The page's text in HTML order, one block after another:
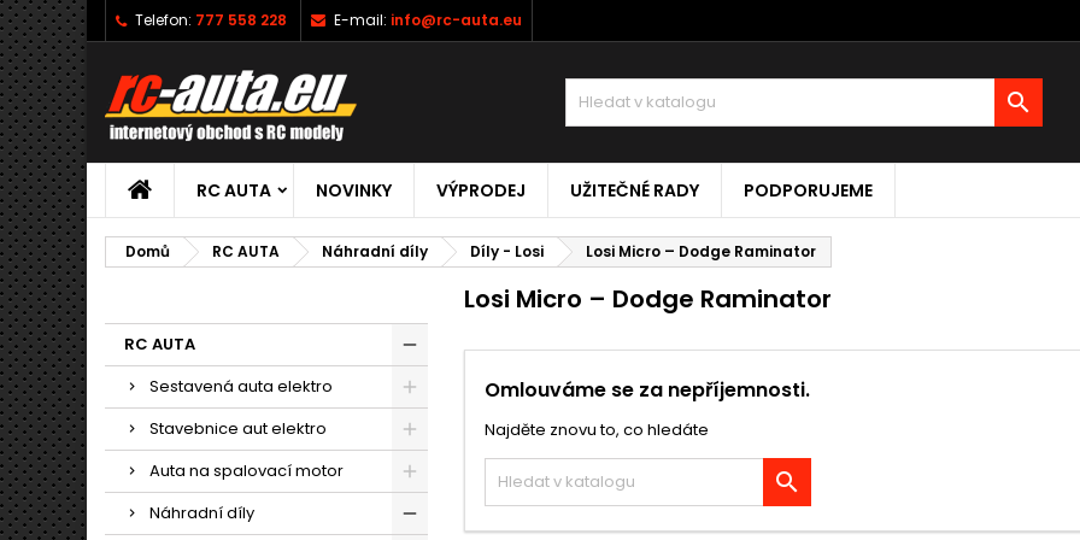
Telefon: 777 558 228 E-mail: info@rc-auta.eu

RC AUTA NOVINKY VÝPRODEJ UŽITEČNÉ RADY PODPORUJEME
Domů RC AUTA Náhradní díly Díly - Losi Losi Micro – Dodge Raminator
RC AUTA
Sestavená auta elektro
Stavebnice aut elektro
Auta na spalovací motor
Náhradní díly
Losi Micro – Dodge Raminator
Omlouváme se za nepříjemnosti.
Najděte znovu to, co hledáte
